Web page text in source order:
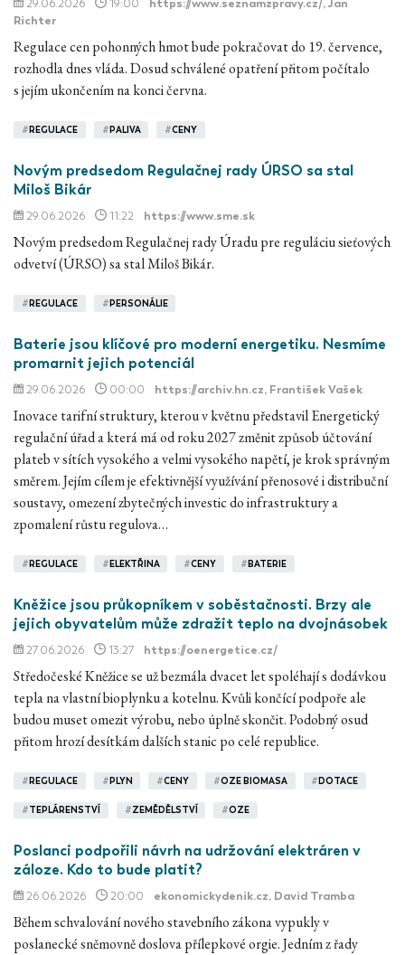
29.06.2026 19:00 https://www.seznamzpravy.cz/, Jan
Richter
Regulace cen pohonných hmot bude pokračovat do 19. července,
rozhodla dnes vláda. Dosud schválené opatření přitom počítalo
s jejím ukončením na konci června.
# REGULACE # PALIVA #CENY
Novým predsedom Regulačnej rady ÚRSO sa stal
Miloš Bikár
29.06.2026 11:22 https://www.sme.sk
Novým predsedom Regulačnej rady Úradu pre reguláciu sieťových
odvetví (ÚRSO) sa stal Miloš Bikár.
# REGULACE # PERSONÁLIE
Baterie jsou klíčové pro moderní energetiku. Nesmíme
promarnit jejich potenciál
29.06.2026 00:00 https://archiv.hn.cz, František Vašek
Inovace tarifní struktury, kterou v květnu představil Energetický
regulační úřad a která má od roku 2027 změnit způsob účtování
plateb v sítích vysokého a velmi vysokého napětí, je krok správným
směrem. Jejím cílem je efektivnější využívání přenosové i distribuční
soustavy, omezení zbytečných investic do infrastruktury a
zpomalení růstu regulova…
# REGULACE # ELEKTŘINA #CENY # BATERIE
Kněžice jsou průkopníkem v soběstačnosti. Brzy ale
jejich obyvatelům může zdražit teplo na dvojnásobek
27.06.2026 13:27 https://oenergetice.cz/
Středočeské Kněžice se už bezmála dvacet let spoléhají s dodávkou
tepla na vlastní bioplynku a kotelnu. Kvůli končící podpoře ale
budou muset omezit výrobu, nebo úplně skončit. Podobný osud
přitom hrozí desítkám dalších stanic po celé republice.
# REGULACE # PLYN #CENY #OZE BIOMASA # DOTACE
#TEPLÁRENSTVÍ #ZEMĚDĚLSTVÍ #OZE
Poslanci podpořili návrh na udržování elektráren v
záloze. Kdo to bude platit?
26.06.2026 20:00 ekonomickydenik.cz, David Tramba
Během schvalování nového stavebního zákona vypukly v
poslanecké sněmovně doslova přílepkové orgie. Jedním z řady